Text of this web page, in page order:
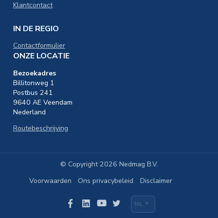
Klantcontact
IN DE REGIO
Contactformulier
ONZE LOCATIE
Bezoekadres
Billitonweg 1
Postbus 241
9640 AE Veendam
Nederland
Routebeschrijving
© Copyright 2026 Nedmag B.V.
Voorwaarden Ons privacybeleid Disclaimer
NL